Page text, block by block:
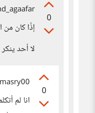
0
إذًا كان
لا أحد
0
انا لم